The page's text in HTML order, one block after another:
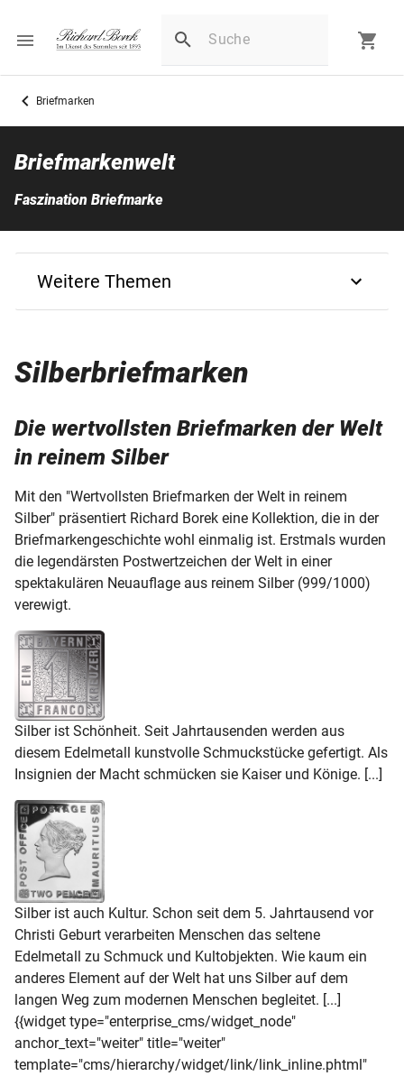
Briefmarken
Briefmarkenwelt
Faszination Briefmarke
Weitere Themen
Silberbriefmarken
Silberbriefmarken
Historie
Gewinnung
Wertanlage
Kollektion
Prägekunst
Silberbriefmarken
Die wertvollsten Briefmarken der Welt
in reinem Silber
Mit den "Wertvollsten Briefmarken der Welt in reinem
Silber" präsentiert Richard Borek eine Kollektion, die in der
Briefmarkengeschichte wohl einmalig ist. Erstmals wurden
die legendärsten Postwertzeichen der Welt in einer
spektakulären Neuauﬂage aus reinem Silber (999/1000)
verewigt.
Silber ist Schönheit. Seit Jahrtausenden werden aus
diesem Edelmetall kunstvolle Schmuckstücke gefertigt. Als
Insignien der Macht schmücken sie Kaiser und Könige. [...]
Silber ist auch Kultur. Schon seit dem 5. Jahrtausend vor
Christi Geburt verarbeiten Menschen das seltene
Edelmetall zu Schmuck und Kultobjekten. Wie kaum ein
anderes Element auf der Welt hat uns Silber auf dem
langen Weg zum modernen Menschen begleitet. [...]
{{widget type="enterprise_cms/widget_node"
anchor_text="weiter" title="weiter"
template="cms/hierarchy/widget/link/link_inline.phtml"